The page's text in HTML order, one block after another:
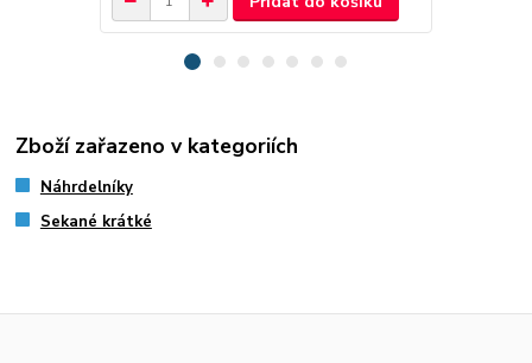
Zboží zařazeno v kategoriích
Náhrdelníky
Sekané krátké